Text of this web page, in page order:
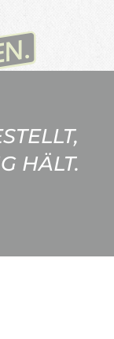
HÄLT.